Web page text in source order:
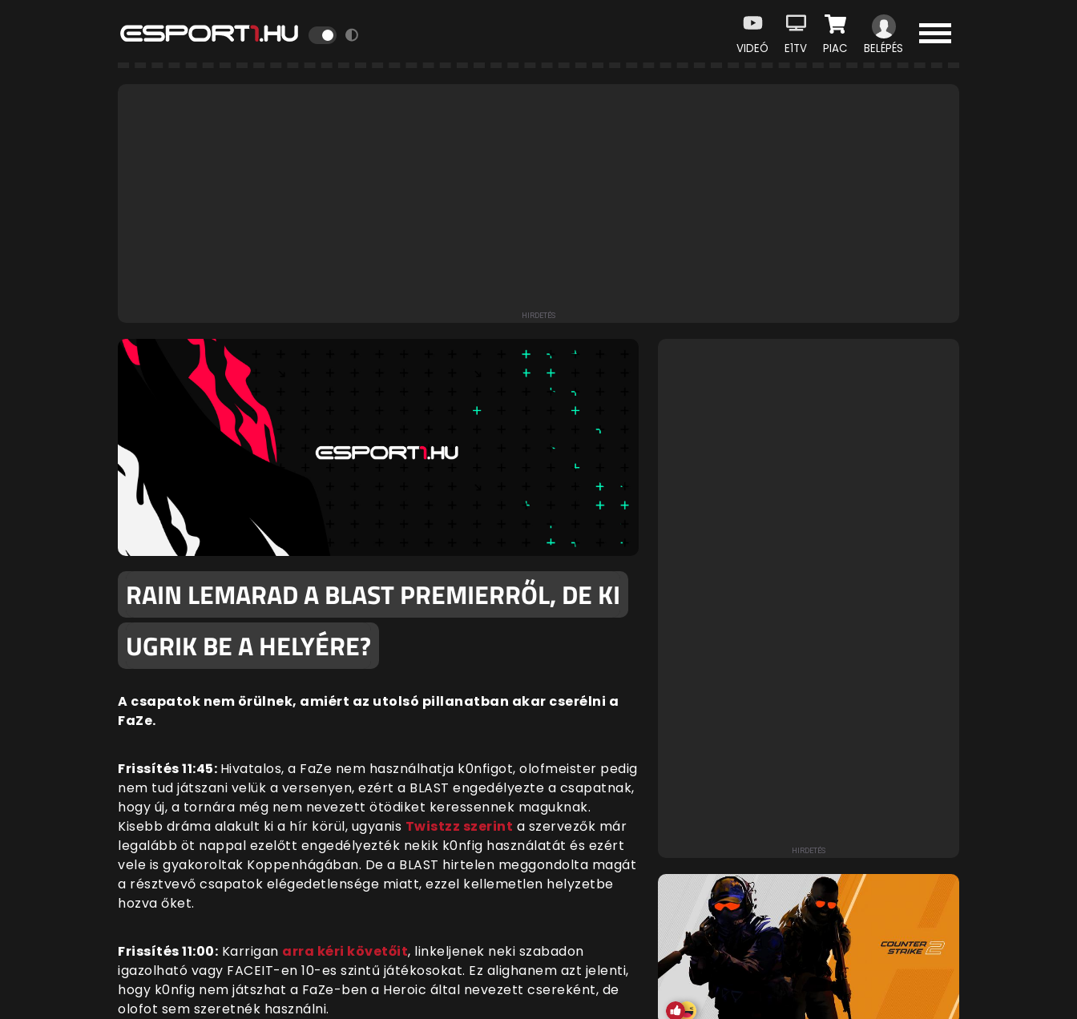
VIDEÓ E1TV PIAC BELÉPÉS
RAIN LEMARAD A BLAST PREMIERRŐL, DE KI
UGRIK BE A HELYÉRE?
A csapatok nem örülnek, amiért az utolsó pillanatban akar cserélni a
FaZe.
Frissítés 11:45: Hivatalos, a FaZe nem használhatja k0nfigot, olofmeister pedig
nem tud játszani velük a versenyen, ezért a BLAST engedélyezte a csapatnak,
hogy új, a tornára még nem nevezett ötödiket keressennek maguknak.
Kisebb dráma alakult ki a hír körül, ugyanis Twistzz szerint a szervezők már
legalább öt nappal ezelőtt engedélyezték nekik k0nfig használatát és ezért
vele is gyakoroltak Koppenhágában. De a BLAST hirtelen meggondolta magát
a résztvevő csapatok elégedetlensége miatt, ezzel kellemetlen helyzetbe
hozva őket.
Frissítés 11:00: Karrigan arra kéri követőit, linkeljenek neki szabadon
igazolható vagy FACEIT-en 10-es szintű játékosokat. Ez alighanem azt jelenti,
hogy k0nfig nem játszhat a FaZe-ben a Heroic által nevezett csereként, de
olofot sem szeretnék használni.